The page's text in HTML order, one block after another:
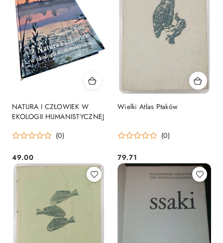
NATURA I CZŁOWIEK W
EKOLOGII HUMANISTYCZNEJ
(0)
Cena:
49.00
Wielki Atlas Ptaków
(0)
Cena:
79.71